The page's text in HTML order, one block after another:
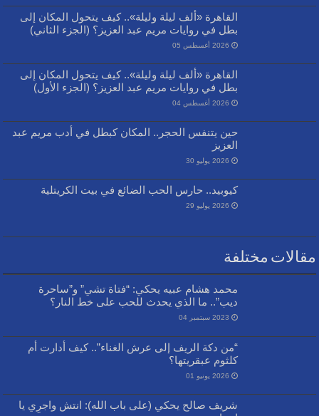
القاهرة «ألف ليلة وليلة».. كيف يتحول المكان إلى
بطل في روايات مريم عبد العزيز؟ (الجزء الثاني)
2026 أغسطس 05
القاهرة «ألف ليلة وليلة».. كيف يتحول المكان إلى
بطل في روايات مريم عبد العزيز؟ (الجزء الأول)
2026 أغسطس 04
حين يتنفس الحجر.. المكان كبطل في أدب مريم عبد
العزيز
2026 يوليو 30
كيوبيد.. حارس الحب الضائع في بيت الكريتلية
2026 يوليو 29
مقالات مختلفة
محمد هشام عبيه يحكي: “فتاة تشي” و”ساحرة
ديب”.. ما الذي يحدث للحب على خط النار؟
2023 سبتمبر 04
“من دكة الريف إلى عرش الغناء”.. كيف أدارت أم
كلثوم عبقريتها؟
2026 يونيو 01
شريف صالح يحكي (على باب الله): انتش واجرِي يا